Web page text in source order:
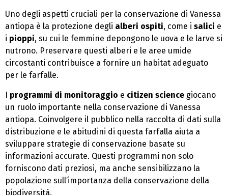
Uno degli aspetti cruciali per la conservazione di Vanessa
antiopa è la protezione degli alberi ospiti, come i salici e
i pioppi, su cui le femmine depongono le uova e le larve si
nutrono. Preservare questi alberi e le aree umide
circostanti contribuisce a fornire un habitat adeguato
per le farfalle.
I programmi di monitoraggio e citizen science giocano
un ruolo importante nella conservazione di Vanessa
antiopa. Coinvolgere il pubblico nella raccolta di dati sulla
distribuzione e le abitudini di questa farfalla aiuta a
sviluppare strategie di conservazione basate su
informazioni accurate. Questi programmi non solo
forniscono dati preziosi, ma anche sensibilizzano la
popolazione sull’importanza della conservazione della
biodiversità.